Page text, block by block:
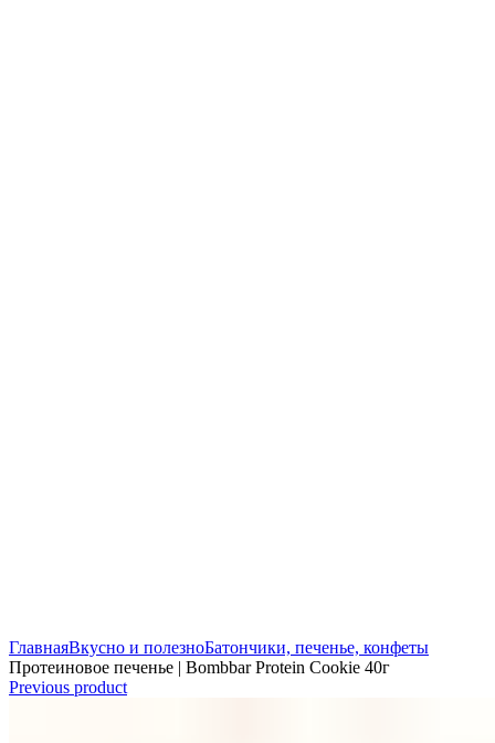
ГлавнаяВкусно и полезноБатончики, печенье, конфеты
Протеиновое печенье | Bombbar Protein Cookie 40г
Previous product